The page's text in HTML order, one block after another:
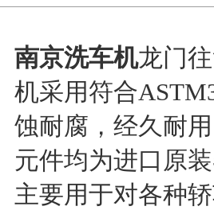
南京洗车机龙门
机采用符合
蚀耐腐，经久耐
元件均为进口原
主要用于对各种